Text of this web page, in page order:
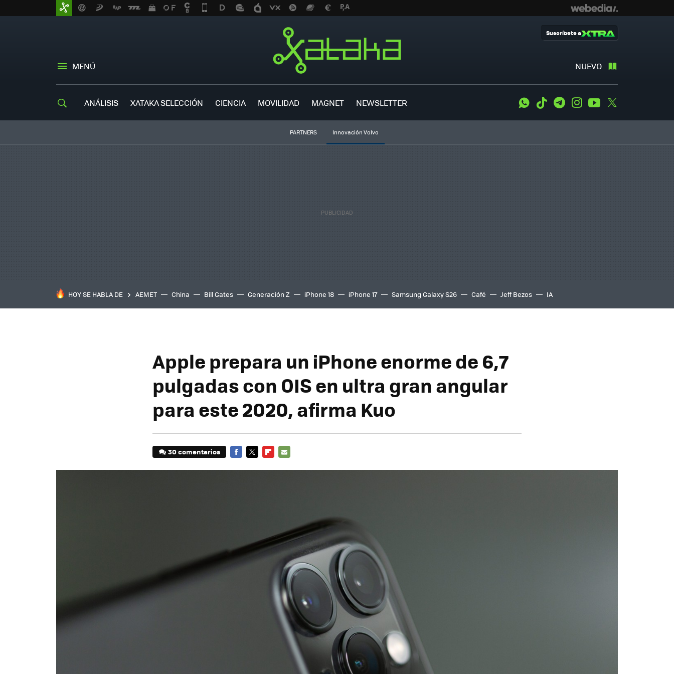
MENÚ NUEVO
Suscríbete a
ANÁLISIS XATAKA SELECCIÓN CIENCIA MOVILIDAD MAGNET NEWSLETTER WhatsApp
Tiktok TelegramInstagramYoutube
PARTNERS Innovación Volvo
HOY SE HABLA DE AEMET China Bill Gates Generación Z iPhone 18 iPhone 17 Samsung Galaxy S26 Café Jeff Bezos IA
Apple prepara un iPhone enorme de 6,7
pulgadas con OIS en ultra gran angular
para este 2020, afirma Kuo
30 comentarios